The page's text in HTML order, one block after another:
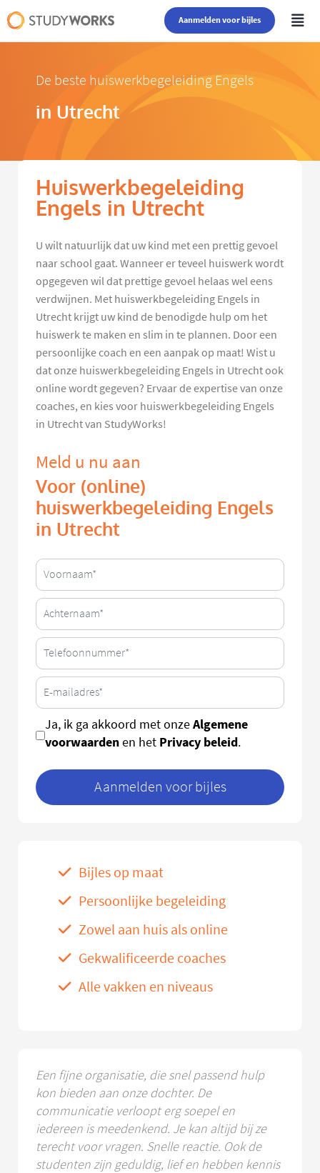
Aanmelden voor bijles
De beste huiswerkbegeleiding Engels
in Utrecht
Huiswerkbegeleiding
Engels in Utrecht
U wilt natuurlijk dat uw kind met een prettig gevoel
naar school gaat. Wanneer er teveel huiswerk wordt
opgegeven wil dat prettige gevoel helaas wel eens
verdwijnen. Met huiswerkbegeleiding Engels in
Utrecht krijgt uw kind de benodigde hulp om het
huiswerk te maken en slim in te plannen. Door een
persoonlijke coach en een aanpak op maat! Wist u
dat onze huiswerkbegeleiding Engels in Utrecht ook
online wordt gegeven? Ervaar de expertise van onze
coaches, en kies voor huiswerkbegeleiding Engels
in Utrecht van StudyWorks!
Meld u nu aan
Voor (online)
huiswerkbegeleiding Engels
in Utrecht
Ja, ik ga akkoord met onzeAlgemene
voorwaardenen het Privacy beleid.
Aanmelden voor bijles
Bijles op maat
Persoonlijke begeleiding
Zowel aan huis als online
Gekwalificeerde coaches
Alle vakken en niveaus
Een fijne organisatie, die snel passend hulp
kon bieden aan onze dochter. De
communicatie verloopt erg soepel en
iedereen is meedenkend. Je kan altijd bij ze
terecht voor vragen. Snelle reactie. Ook de
studenten zijn geduldig, lief en hebben kennis